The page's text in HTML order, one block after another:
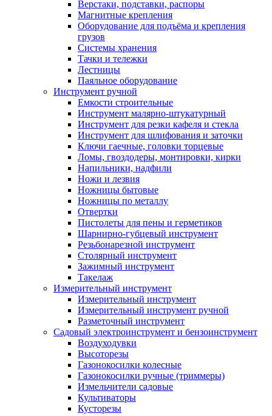
Верстаки, подставки, распоры
Магнитные крепления
Оборудование для подъёма и крепления
грузов
Системы хранения
Тачки и тележки
Лестницы
Паяльное оборудование
Инструмент ручной
Емкости строительные
Инструмент малярно-штукатурный
Инструмент для резки кафеля и стекла
Инструмент для шлифования и заточки
Ключи гаечные, головки торцевые
Ломы, гвоздодеры, монтировки, кирки
Напильники, надфили
Ножи и лезвия
Ножницы бытовые
Ножницы по металлу
Отвертки
Пистолеты для пены и герметиков
Шарнирно-губцевый инструмент
Резьбонарезной инструмент
Столярный инструмент
Зажимный инструмент
Такелаж
Измерительный инструмент
Измерительный инструмент
Измерительный инструмент ручной
Разметочный инструмент
Садовый электроинструмент и бензоинструмент
Воздуходувки
Высоторезы
Газонокосилки колесные
Газонокосилки ручные (триммеры)
Измельчители садовые
Культиваторы
Кусторезы